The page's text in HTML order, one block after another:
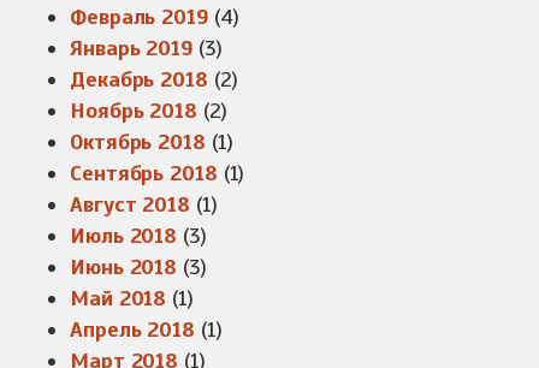
Февраль 2019(4)
Январь 2019(3)
Декабрь 2018 (2)
Ноябрь 2018 (2)
Октябрь 2018 (1)
Сентябрь 2018 (1)
Август 2018 (1)
Июль 2018 (3)
Июнь 2018 (3)
Май 2018 (1)
Апрель 2018 (1)
Март 2018 (1)